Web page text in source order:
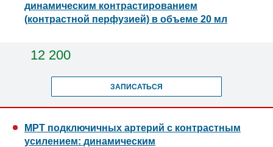
динамическим контрастированием
(контрастной перфузией) в объеме 20 мл
12 200
ЗАПИСАТЬСЯ
МРТ подключичных артерий с контрастным
усилением: динамическим